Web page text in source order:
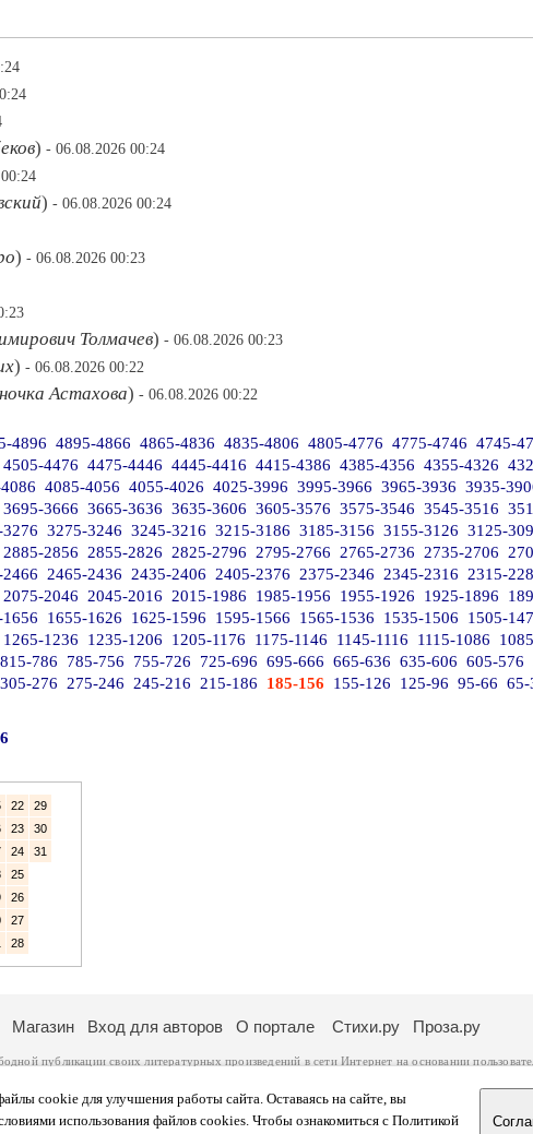
) - 06.08.2026 00:24
) - 06.08.2026 00:24
) - 06.08.2026 00:23
Толмачев) - 06.08.2026 00:23
) - 06.08.2026 00:22
Астахова) - 06.08.2026 00:22
4896 4895-4866 4865-4836 4835-4806 4805-4776 4775-4746 4745-
4505-4476 4475-4446 4445-4416 4415-4386 4385-4356 4355-4326
4085-4056 4055-4026 4025-3996 3995-3966 3965-3936 3935-
3695-3666 3665-3636 3635-3606 3605-3576 3575-3546 3545-3516
3275-3246 3245-3216 3215-3186 3185-3156 3155-3126 3125-
2885-2856 2855-2826 2825-2796 2795-2766 2765-2736 2735-2706
2465-2436 2435-2406 2405-2376 2375-2346 2345-2316 2315-
2075-2046 2045-2016 2015-1986 1985-1956 1955-1926 1925-1896
1655-1626 1625-1596 1595-1566 1565-1536 1535-1506 1505-
1265-1236 1235-1206 1205-1176 1175-1146 1145-1116 1115-1086
815-786 785-756 755-726 725-696 695-666 665-636 635-606 605-576
305-276 275-246 245-216 215-186 185-156 155-126 125-96 95-66 65-
22
29
23
30
24
31
25
26
27
28
cookie для улучшения работы сайта. Оставаясь на сайте, вы
использования файлов cookies. Чтобы ознакомиться с Политикой
Магазин Вход для авторов О портале Стихи.ру Проза.ру
публикации своих литературных произведений в сети Интернет на основании
. Перепечатка произведений возможна только с согласия его автора, к которому вы
самостоятельно на основании
законодательства Российской
данных. Вы также можете посмотреть более подробнуюинформацию о портале